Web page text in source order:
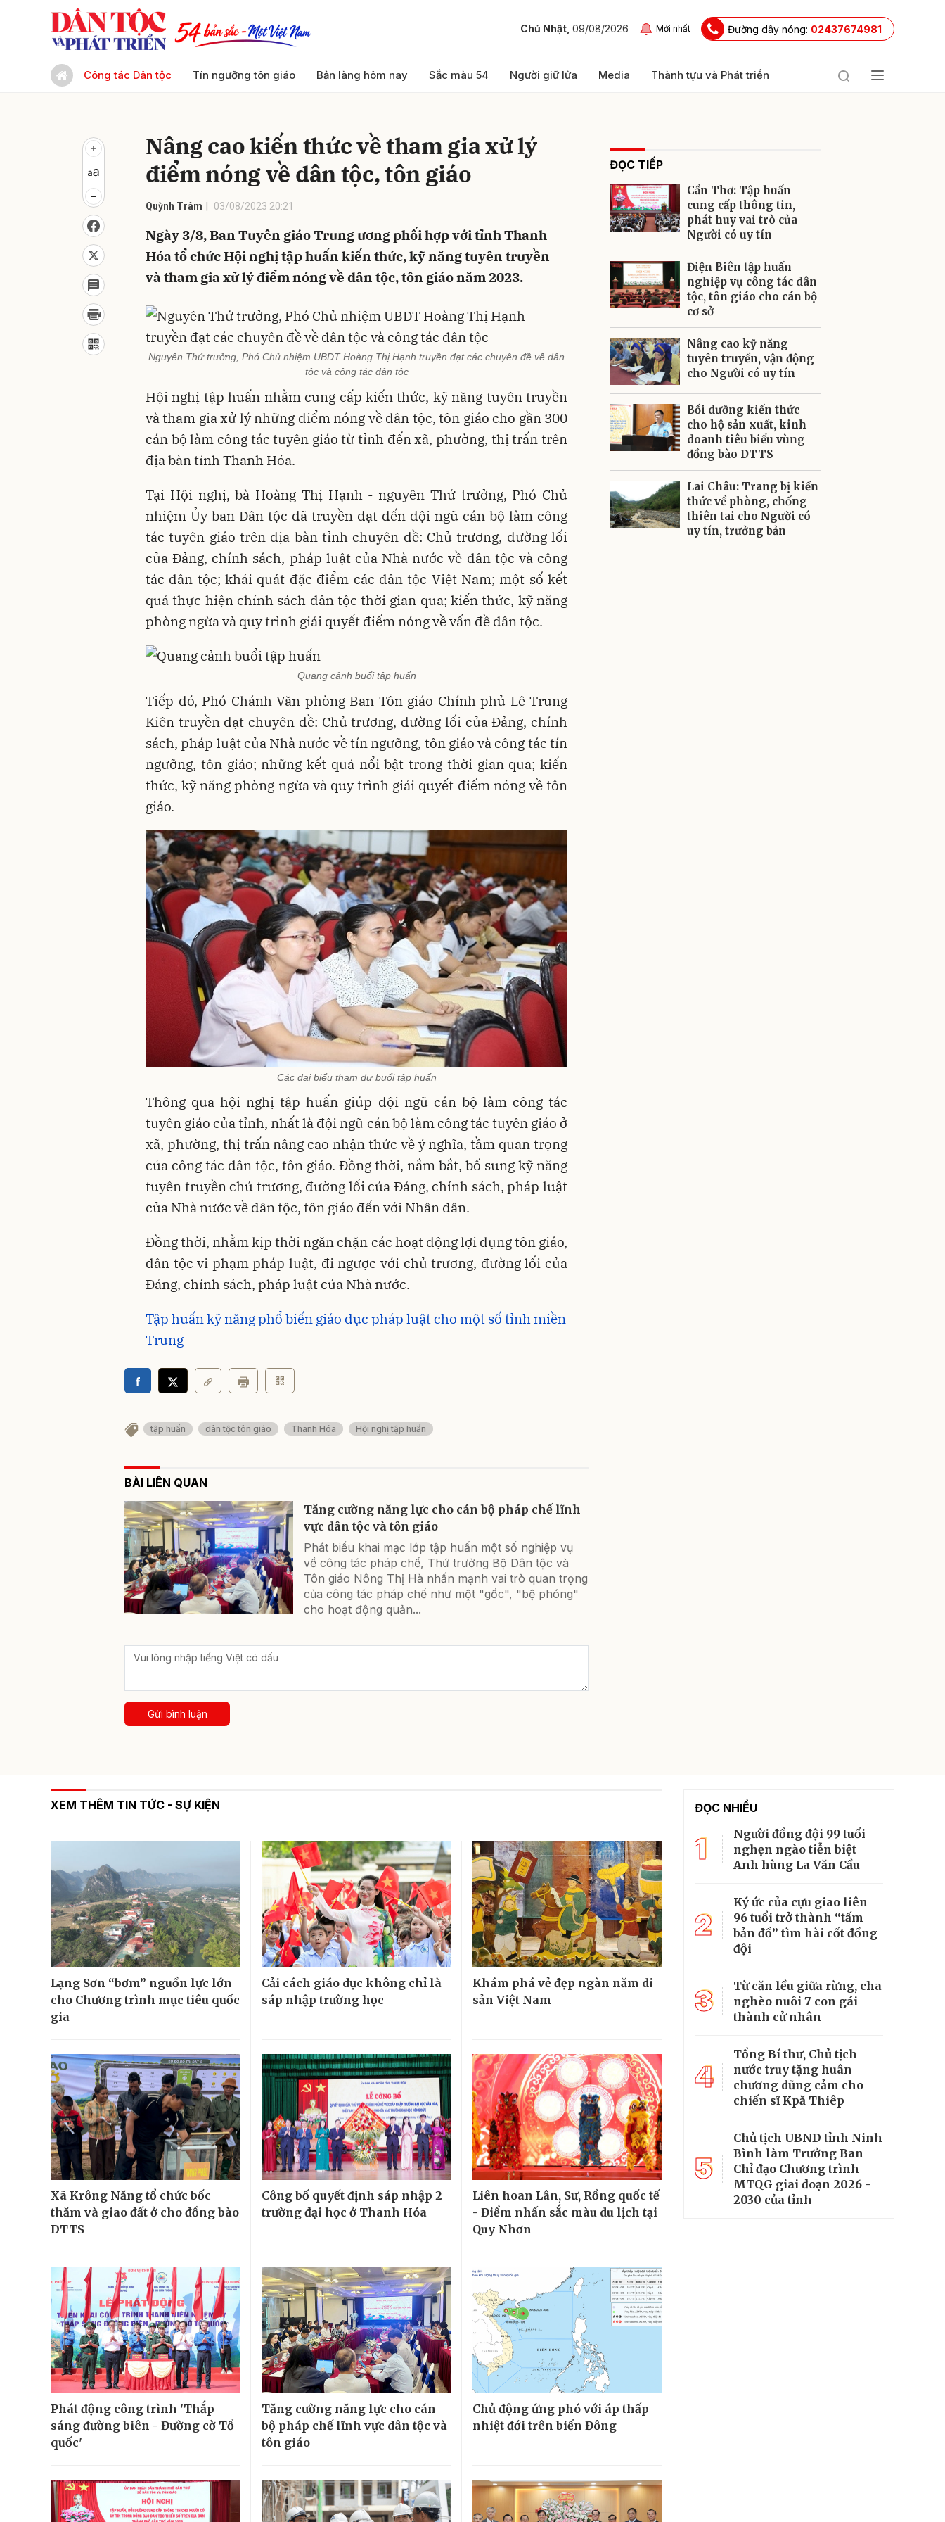
Chủ Nhật, 09/08/2026 Mới nhất Đường dây nóng: 02437674981
Công tác Dân tộc Tín ngưỡng tôn giáo Bản làng hôm nay Sắc màu 54 Người giữ lửa Media Thành tựu và Phát triển
Nâng cao kiến thức về tham gia xử lý
điểm nóng về dân tộc, tôn giáo
Quỳnh Trâm 03/08/2023 20:21
Ngày 3/8, Ban Tuyên giáo Trung ương phối hợp với tỉnh Thanh
Hóa tổ chức Hội nghị tập huấn kiến thức, kỹ năng tuyên truyền
và tham gia xử lý điểm nóng về dân tộc, tôn giáo năm 2023.
Nguyên Thứ trưởng, Phó Chủ nhiệm UBDT Hoàng Thị Hạnh truyền đạt các chuyên đề về dân
tộc và công tác dân tộc
Hội nghị tập huấn nhằm cung cấp kiến thức, kỹ năng tuyên truyền
và tham gia xử lý những điểm nóng về dân tộc, tôn giáo cho gần 300
cán bộ làm công tác tuyên giáo từ tỉnh đến xã, phường, thị trấn trên
địa bàn tỉnh Thanh Hóa.
Tại Hội nghị, bà Hoàng Thị Hạnh - nguyên Thứ trưởng, Phó Chủ
nhiệm Ủy ban Dân tộc đã truyền đạt đến đội ngũ cán bộ làm công
tác tuyên giáo trên địa bàn tỉnh chuyên đề: Chủ trương, đường lối
của Đảng, chính sách, pháp luật của Nhà nước về dân tộc và công
tác dân tộc; khái quát đặc điểm các dân tộc Việt Nam; một số kết
quả thực hiện chính sách dân tộc thời gian qua; kiến thức, kỹ năng
phòng ngừa và quy trình giải quyết điểm nóng về vấn đề dân tộc.
Quang cảnh buổi tập huấn
Tiếp đó, Phó Chánh Văn phòng Ban Tôn giáo Chính phủ Lê Trung
Kiên truyền đạt chuyên đề: Chủ trương, đường lối của Đảng, chính
sách, pháp luật của Nhà nước về tín ngưỡng, tôn giáo và công tác tín
ngưỡng, tôn giáo; những kết quả nổi bật trong thời gian qua; kiến
thức, kỹ năng phòng ngừa và quy trình giải quyết điểm nóng về tôn
giáo.
Các đại biểu tham dự buổi tập huấn
Thông qua hội nghị tập huấn giúp đội ngũ cán bộ làm công tác
tuyên giáo của tỉnh, nhất là đội ngũ cán bộ làm công tác tuyên giáo ở
xã, phường, thị trấn nâng cao nhận thức về ý nghĩa, tầm quan trọng
của công tác dân tộc, tôn giáo. Đồng thời, nắm bắt, bổ sung kỹ năng
tuyên truyền chủ trương, đường lối của Đảng, chính sách, pháp luật
của Nhà nước về dân tộc, tôn giáo đến với Nhân dân.
Đồng thời, nhằm kịp thời ngăn chặn các hoạt động lợi dụng tôn giáo,
dân tộc vi phạm pháp luật, đi ngược với chủ trương, đường lối của
Đảng, chính sách, pháp luật của Nhà nước.
Tập huấn kỹ năng phổ biến giáo dục pháp luật cho một số tỉnh miền
Trung
tập huấn dân tộc tôn giáo Thanh Hóa Hội nghị tập huấn
BÀI LIÊN QUAN
Tăng cường năng lực cho cán bộ pháp chế lĩnh
vực dân tộc và tôn giáo
Phát biểu khai mạc lớp tập huấn một số nghiệp vụ
về công tác pháp chế, Thứ trưởng Bộ Dân tộc và
Tôn giáo Nông Thị Hà nhấn mạnh vai trò quan trọng
của công tác pháp chế như một "gốc", "bệ phóng"
cho hoạt động quản...
Gửi bình luận
ĐỌC TIẾP
Cần Thơ: Tập huấn
cung cấp thông tin,
phát huy vai trò của
Người có uy tín
Điện Biên tập huấn
nghiệp vụ công tác dân
tộc, tôn giáo cho cán bộ
cơ sở
Nâng cao kỹ năng
tuyên truyền, vận động
cho Người có uy tín
Bồi dưỡng kiến thức
cho hộ sản xuất, kinh
doanh tiêu biểu vùng
đồng bào DTTS
Lai Châu: Trang bị kiến
thức về phòng, chống
thiên tai cho Người có
uy tín, trưởng bản
XEM THÊM TIN TỨC - SỰ KIỆN
Lạng Sơn “bơm” nguồn lực lớn
cho Chương trình mục tiêu quốc
gia
Cải cách giáo dục không chỉ là
sáp nhập trường học
Khám phá vẻ đẹp ngàn năm di
sản Việt Nam
Xã Krông Năng tổ chức bốc
thăm và giao đất ở cho đồng bào
DTTS
Công bố quyết định sáp nhập 2
trường đại học ở Thanh Hóa
Liên hoan Lân, Sư, Rồng quốc tế
- Điểm nhấn sắc màu du lịch tại
Quy Nhơn
Phát động công trình 'Thắp
sáng đường biên - Đường cờ Tổ
quốc'
Tăng cường năng lực cho cán
bộ pháp chế lĩnh vực dân tộc và
tôn giáo
Chủ động ứng phó với áp thấp
nhiệt đới trên biển Đông
ĐỌC NHIỀU
1
Người đồng đội 99 tuổi
nghẹn ngào tiễn biệt
Anh hùng La Văn Cầu
2
Ký ức của cựu giao liên
96 tuổi trở thành “tấm
bản đồ” tìm hài cốt đồng
đội
3
Từ căn lều giữa rừng, cha
nghèo nuôi 7 con gái
thành cử nhân
4
Tổng Bí thư, Chủ tịch
nước truy tặng huân
chương dũng cảm cho
chiến sĩ Kpă Thiêp
5
Chủ tịch UBND tỉnh Ninh
Bình làm Trưởng Ban
Chỉ đạo Chương trình
MTQG giai đoạn 2026 -
2030 của tỉnh
Gửi bình luận
Gửi